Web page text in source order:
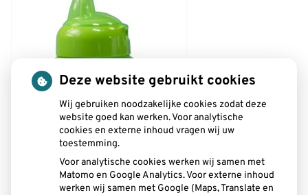
Deze website gebruikt cookies
Wij gebruiken noodzakelijke cookies zodat deze
website goed kan werken. Voor analytische
cookies en externe inhoud vragen wij uw
toestemming.
Voor analytische cookies werken wij samen met
Matomo en Google Analytics. Voor externe inhoud
werken wij samen met Google (Maps, Translate en